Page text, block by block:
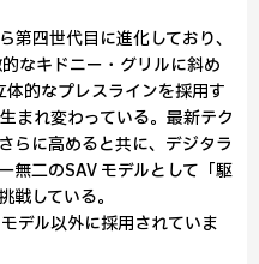
第四世代目に進化しており、
なキドニー・グリルに斜め
的なプレスラインを採用す
まれ変わっている。最新テク
らに高めると共に、デジタラ
無二のSAV モデルとして「駆
戦している。
デル以外に採用されていま